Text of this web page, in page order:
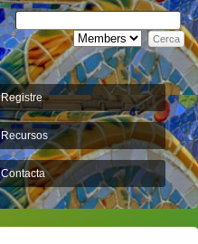
Registre
Recursos
Contacta